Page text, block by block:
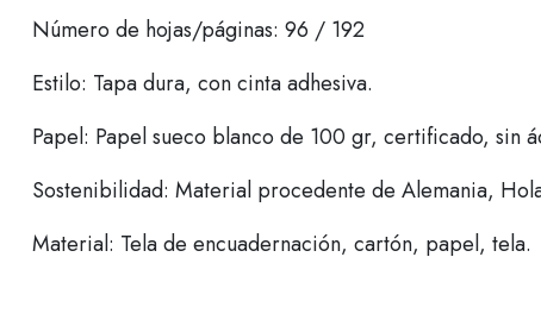
Número de hojas/páginas: 96 / 192
Estilo: Tapa dura, con cinta adhesiva.
Papel: Papel sueco blanco de 100 gr, certificado, sin
Sostenibilidad: Material procedente de Alemania,
Material: Tela de encuadernación, cartón, papel, tela.